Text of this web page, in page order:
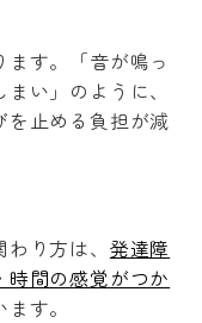
す。「音が鳴っ
い」のように、
を止める負担が減
り方は、 発達障
間の感覚がつか
す。